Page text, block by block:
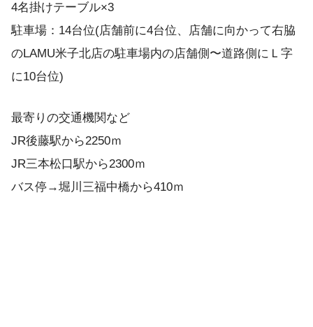
4名掛けテーブル×3
駐車場：14台位(店舗前に4台位、店舗に向かって右脇
のLAMU米子北店の駐車場内の店舗側〜道路側にＬ字
に10台位)
最寄りの交通機関など
JR後藤駅から2250ｍ
JR三本松口駅から2300ｍ
バス停→堀川三福中橋から410ｍ